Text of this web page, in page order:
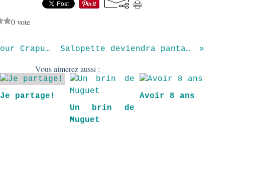
0 vote
combishort pour Crapulette Salopette deviendra pantalon...
Vous aimerez aussi :
Je partage!
Un brin de
Muguet
Avoir 8 ans